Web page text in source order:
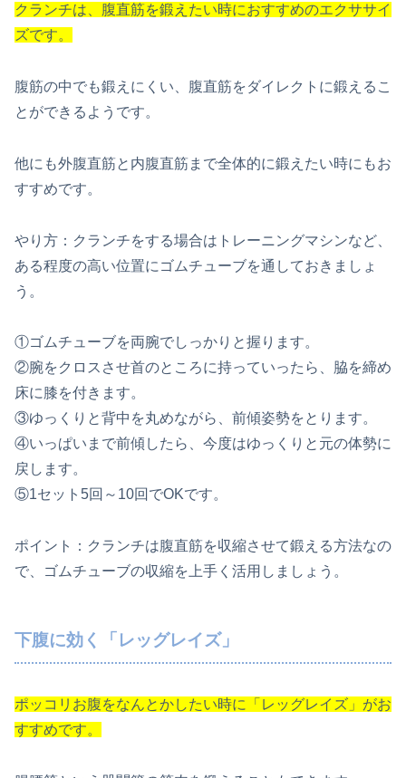
クランチは、腹直筋を鍛えたい時におすすめのエクササイ
ズです。
腹筋の中でも鍛えにくい、腹直筋をダイレクトに鍛えるこ
とができるようです。
他にも外腹直筋と内腹直筋まで全体的に鍛えたい時にもお
すすめです。
やり方：クランチをする場合はトレーニングマシンなど、
ある程度の高い位置にゴムチューブを通しておきましょ
う。
①ゴムチューブを両腕でしっかりと握ります。
②腕をクロスさせ首のところに持っていったら、脇を締め
床に膝を付きます。
③ゆっくりと背中を丸めながら、前傾姿勢をとります。
④いっぱいまで前傾したら、今度はゆっくりと元の体勢に
戻します。
⑤1セット5回～10回でOKです。
ポイント：クランチは腹直筋を収縮させて鍛える方法なの
で、ゴムチューブの収縮を上手く活用しましょう。
下腹に効く「レッグレイズ」
ポッコリお腹をなんとかしたい時に「レッグレイズ」がお
すすめです。